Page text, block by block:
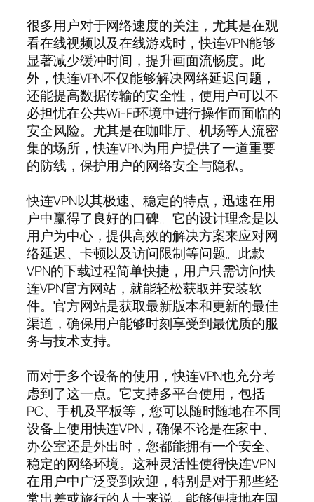
很多用户对于网络速度的关注，尤其是在观
看在线视频以及在线游戏时，快连VPN能够
显著减少缓冲时间，提升画面流畅度。此
外，快连VPN不仅能够解决网络延迟问题，
还能提高数据传输的安全性，使用户可以不
必担忧在公共Wi-Fi环境中进行操作而面临的
安全风险。尤其是在咖啡厅、机场等人流密
集的场所，快连VPN为用户提供了一道重要
的防线，保护用户的网络安全与隐私。
快连VPN以其极速、稳定的特点，迅速在用
户中赢得了良好的口碑。它的设计理念是以
用户为中心，提供高效的解决方案来应对网
络延迟、卡顿以及访问限制等问题。此款
VPN的下载过程简单快捷，用户只需访问快
连VPN官方网站，就能轻松获取并安装软
件。官方网站是获取最新版本和更新的最佳
渠道，确保用户能够时刻享受到最优质的服
务与技术支持。
而对于多个设备的使用，快连VPN也充分考
虑到了这一点。它支持多平台使用，包括
PC、手机及平板等，您可以随时随地在不同
设备上使用快连VPN，确保不论是在家中、
办公室还是外出时，您都能拥有一个安全、
稳定的网络环境。这种灵活性使得快连VPN
在用户中广泛受到欢迎，特别是对于那些经